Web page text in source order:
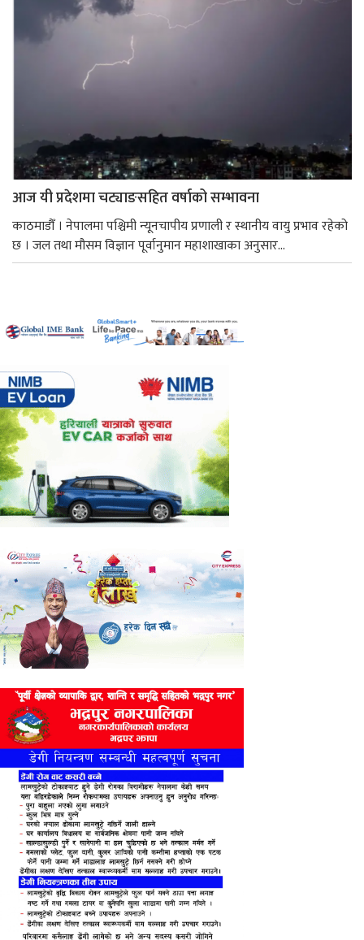
आज यी प्रदेशमा चट्याङसहित वर्षाको सम्भावना
काठमाडौँ । नेपालमा पश्चिमी न्यूनचापीय प्रणाली र स्थानीय वायु प्रभाव रहेको
छ । जल तथा मौसम विज्ञान पूर्वानुमान महाशाखाका अनुसार...